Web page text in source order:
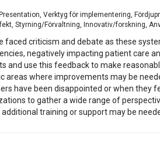
Verktyg för implementering,
Styrning/Förvaltning, Innovativ/forskning,
faced criticism and debate as these
negatively impacting patient
and use this feedback to make
where improvements may be
have been disappointed or when
to gather a wide range of
training or support may be